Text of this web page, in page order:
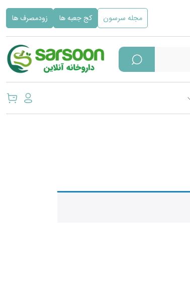
مجله سرسون کج جعبه ها زودمصرف ها